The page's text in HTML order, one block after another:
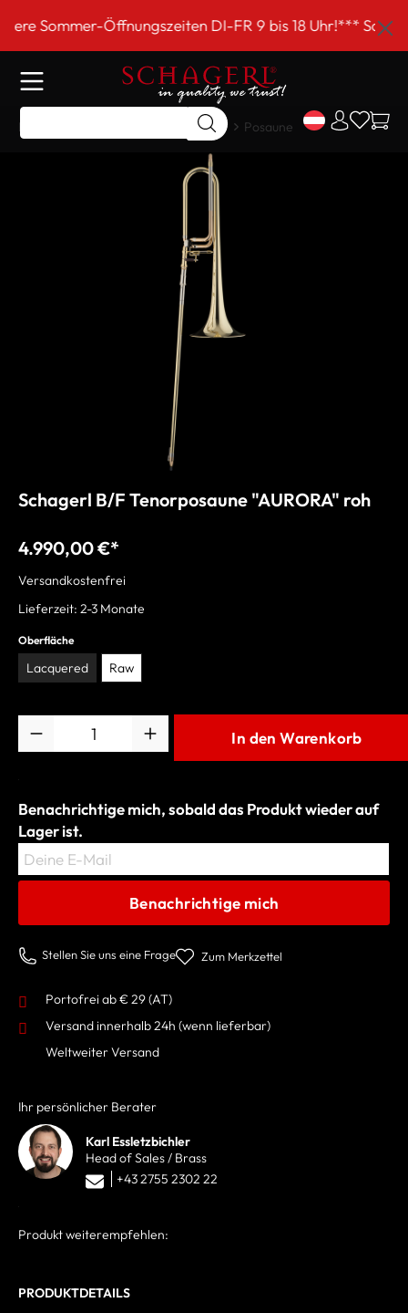
springen
Öffnungszeiten DI-FR 9 bis 18 Uhr!*** Schagerl
Home Meisterinstrumente Posaune
Schagerl B/F Tenorposaune "AURORA" roh
4.990,00 €*
Versandkostenfrei
Lieferzeit: 2-3 Monate
Oberfläche
Lacquered Raw
In den Warenkorb
Benachrichtige mich, sobald das Produkt wieder auf
Lager ist.
Deine E-Mail
Benachrichtige mich
Stellen Sie uns eine Frage Zum Merkzettel
Portofrei ab € 29 (AT)
Versand innerhalb 24h (wenn lieferbar)
Weltweiter Versand
Ihr persönlicher Berater
Karl Essletzbichler
Head of Sales / Brass
+43 2755 2302 22
Produkt weiterempfehlen:
PRODUKTDETAILS